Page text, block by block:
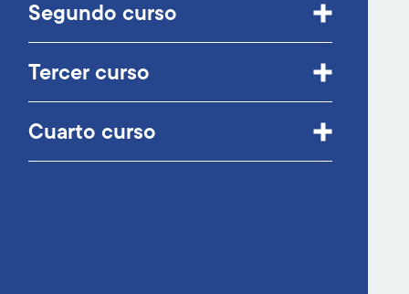
Segundo curso
Tercer curso
Cuarto curso